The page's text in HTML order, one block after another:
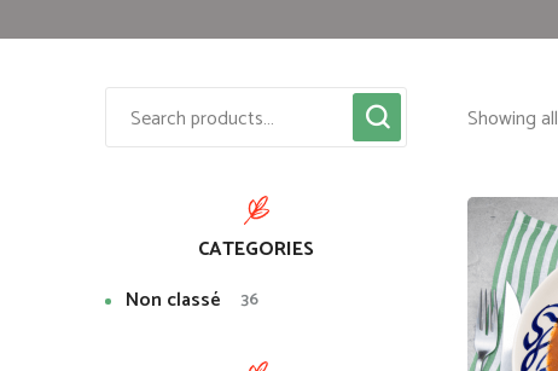
Showing
CATEGORIES
Non classé
36